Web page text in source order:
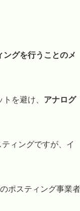
グを行うことのメ
を避け、 アナログ
ィングですが、イ
ポスティング事業者